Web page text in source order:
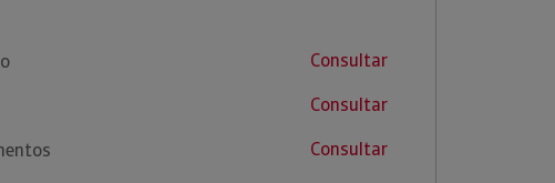
Consultar
Consultar
Consultar